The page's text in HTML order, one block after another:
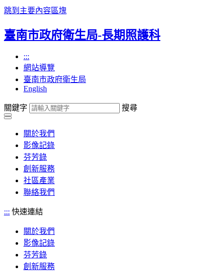
跳到主要內容區塊
臺南市政府衛生局-長期照護科
:::
網站導覽
臺南市政府衛生局
English
關鍵字 搜尋
關於我們
影像記錄
芬芳錄
創新服務
社區產業
聯絡我們
::: 快速連結
關於我們
影像記錄
芬芳錄
創新服務